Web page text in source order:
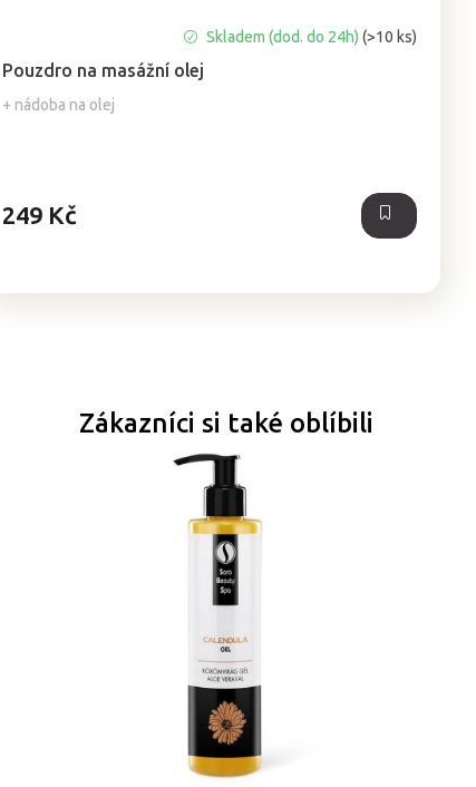
Pouzdro na masážní olej
+ nádoba na olej
hodnocení
produktu
je
Skladem (dod. do 24h) (>10 ks)
249 Kč
Zákazníci si také oblíbili